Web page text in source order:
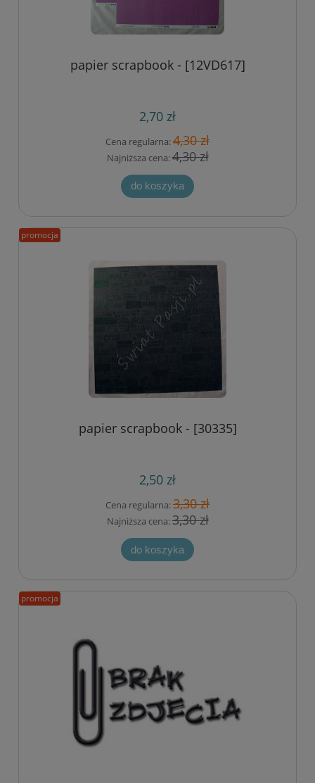
papier scrapbook - [12VD617]
2,70 zł
Cena regularna:4,30 zł
Najniższa cena:4,30 zł
do koszyka
papier scrapbook - [30335]
2,50 zł
Cena regularna:3,30 zł
Najniższa cena:3,30 zł
do koszyka
promocja
promocja